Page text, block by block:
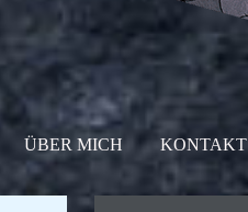
ÜBER MICH KONTAKT